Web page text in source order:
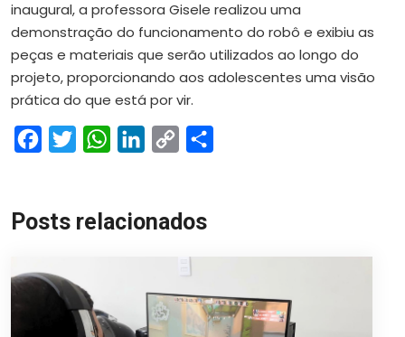
inaugural, a professora Gisele realizou uma
demonstração do funcionamento do robô e exibiu as
peças e materiais que serão utilizados ao longo do
projeto, proporcionando aos adolescentes uma visão
prática do que está por vir.
FacebookTwitterWhatsAppLinkedIn
Copy
Posts relacionados